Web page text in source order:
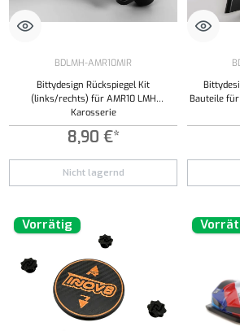
BDLMH-AMR10MIR
Bittydesign Rückspiegel Kit
(links/rechts) für AMR10 LMH
Karosserie
8,90 €*
Nicht lagernd
Bauteile für
Vorrätig